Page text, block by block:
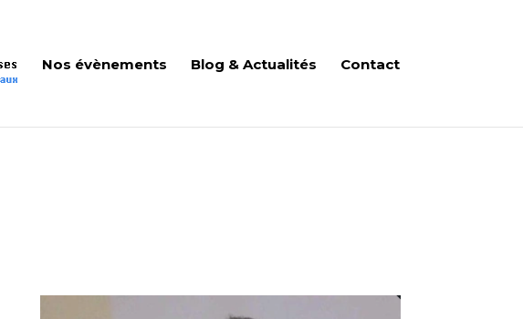
Nos évènements Blog & Actualités Contact